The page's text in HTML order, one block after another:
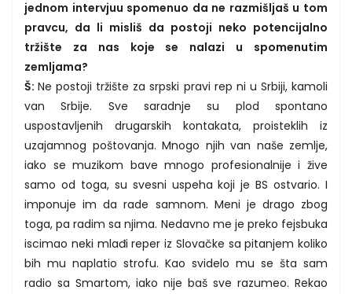
jednom intervjuu spomenuo da ne razmišljaš u tom
pravcu, da li misliš da postoji neko potencijalno
tržište za nas koje se nalazi u spomenutim
zemljama?
Š:Ne postoji tržište za srpski pravi rep ni u Srbiji, kamoli
van Srbije. Sve saradnje su plod spontano
uspostavljenih drugarskih kontakata, proisteklih iz
uzajamnog poštovanja. Mnogo njih van naše zemlje,
iako se muzikom bave mnogo profesionalnije i žive
samo od toga, su svesni uspeha koji je BS ostvario. I
imponuje im da rade samnom. Meni je drago zbog
toga, pa radim sa njima. Nedavno me je preko fejsbuka
iscimao neki mlađi reper iz Slovačke sa pitanjem koliko
bih mu naplatio strofu. Kao svidelo mu se šta sam
radio sa Smartom, iako nije baš sve razumeo. Rekao